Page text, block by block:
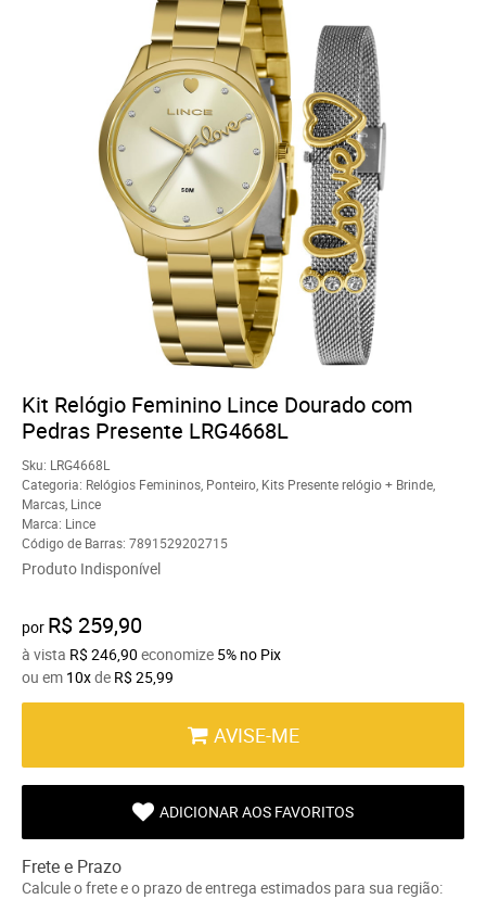
Kit Relógio Feminino Lince Dourado com
Pedras Presente LRG4668L
Sku: LRG4668L
Categoria: Relógios Femininos Ponteiro Kits Presente relógio + Brinde
Marcas Lince
Marca: Lince
Código de Barras: 7891529202715
Produto Indisponível
por R$ 259,90
à vista R$ 246,90 economize 5% no Pix
ou em 10xde R$ 25,99
AVISE-ME
ADICIONAR AOS FAVORITOS
Frete e Prazo
Calcule o frete e o prazo de entrega estimados para sua região: